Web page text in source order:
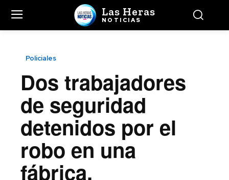
Las Heras
NOTICIAS
Policiales
Dos trabajadores
de seguridad
detenidos por el
robo en una
fábrica.